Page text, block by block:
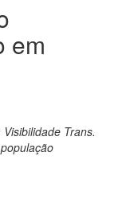
em
Trans.